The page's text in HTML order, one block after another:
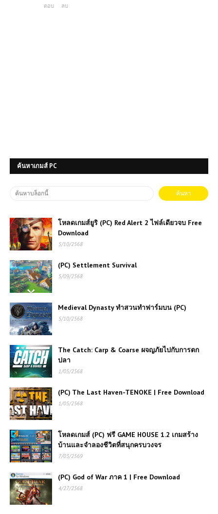
ตอบ ลบ
ค้นหาเกมส์ PC
โหลดเกมส์ยูริ (PC) Red Alert 2 ไฟล์เดียวจบ Free
Download
5/10/2568
(PC) Settlement Survival
5/09/2568
Medieval Dynasty ทำสวนทำฟาร์มบน (PC)
5/10/2568
The Catch: Carp & Coarse ผจญภัยไปกับการตก
ปลา
1/05/2568
(PC) The Last Haven-TENOKE | Free Download
1/05/2568
โหลดเกมส์ (PC) ฟรี GAME HOUSE 1.2 เกมสร้าง
บ้านและจำลองชีวิตที่สนุกครบวงจร
7/03/2569
(PC) God of War ภาค 1 | Free Download
4/27/2568